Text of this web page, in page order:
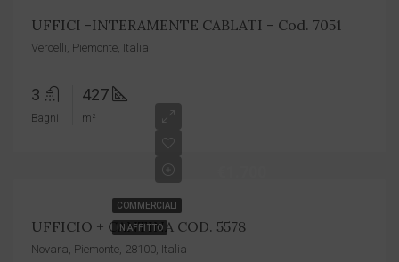
UFFICI -INTERAMENTE CABLATI – Cod. 7051
Vercelli, Piemonte, Italia
3
Bagni
427
m²
COMMERCIALI
IN AFFITTO
UFFICIO + CANTINA COD. 5578
Novara, Piemonte, 28100, Italia